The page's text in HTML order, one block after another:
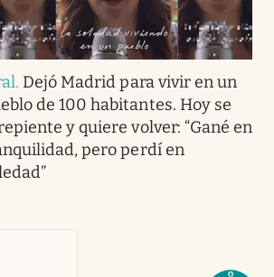
. Dejó Madrid para vivir en un
de 100 habitantes. Hoy se
y quiere volver: “Gané en
pero perdí en